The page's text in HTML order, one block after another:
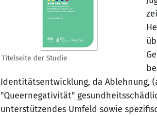
Titelseite der Studie
Identitätsentwicklung, da Ablehnung,
"Queernegativität"
unterstützendes Umfeld sowie